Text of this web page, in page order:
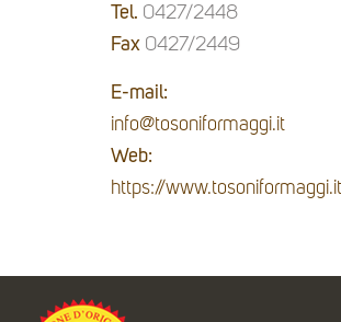
Tel. 0427/2448
Fax0427/2449
E-mail:
info@tosoniformaggi.it
Web:
https://